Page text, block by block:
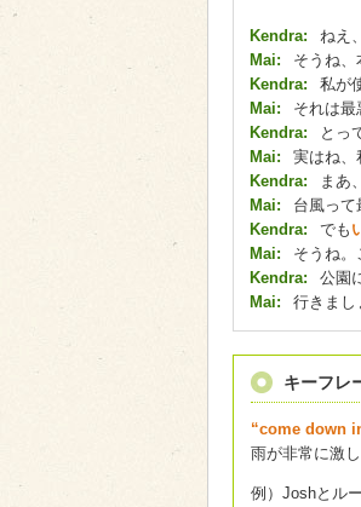
Kendra:
ねえ
Mai:
そうね、
Kendra:
私が
Mai:
それは最
Kendra:
とっ
Mai:
実はね、
Kendra:
まあ
Mai:
台風って
Kendra:
でも
Mai:
そうね。
Kendra:
公園
Mai:
行きまし
キーフレ
“come down
雨が非常に激
例）Joshとル